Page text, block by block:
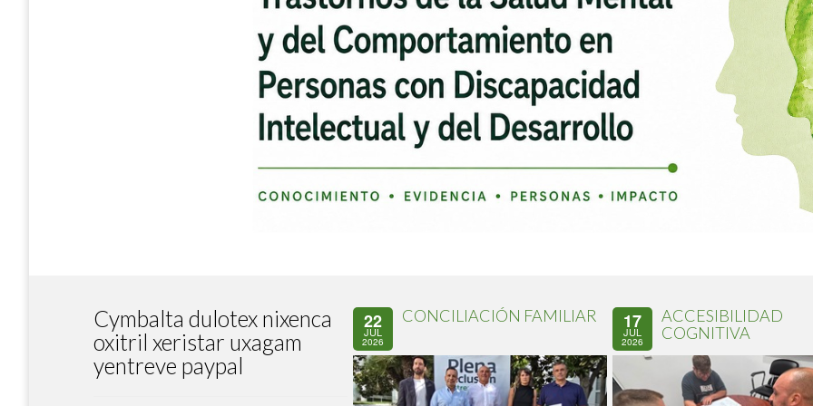
Cymbalta dulotex nixenca
oxitril xeristar uxagam
yentreve paypal
22
JUL
2026
CONCILIACIÓN FAMILIAR 17
JUL
2026
ACCESIBILIDAD
COGNITIVA